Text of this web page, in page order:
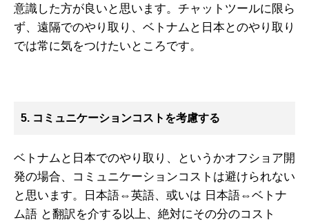
意識した方が良いと思います。チャットツールに限ら
ず、遠隔でのやり取り、ベトナムと日本とのやり取り
では常に気をつけたいところです。
5. コミュニケーションコストを考慮する
ベトナムと日本でのやり取り、というかオフショア開
発の場合、コミュニケーションコストは避けられない
と思います。日本語⇔英語、或いは 日本語⇔ベトナ
ム語 と翻訳を介する以上、絶対にその分のコスト